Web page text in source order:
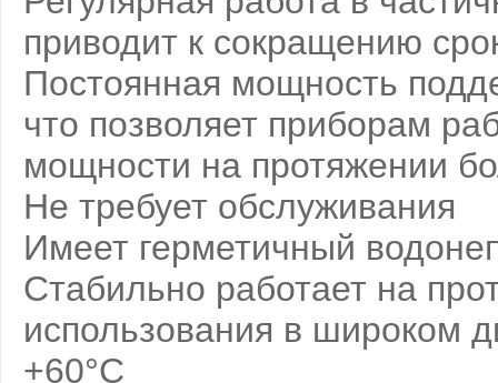
приводит к сокращению
Постоянная мощность
что позволяет приборам
мощности на протяжении
Не требует обслуживания
Имеет герметичный
Стабильно работает на
использования в широком
+60°С